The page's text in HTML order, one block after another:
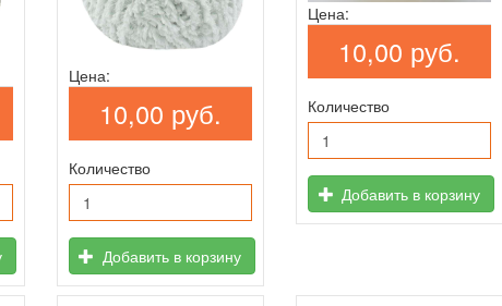
Цена:
10,00 руб.
Количество
Добавить в корзину
Цена:
10,00 руб.
Количество
Добавить в корзину